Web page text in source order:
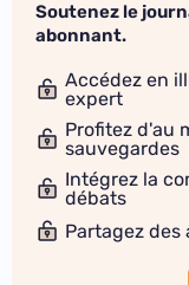
Soutenez le
abonnant.
Accédez en
expert
Profitez d'au
sauvegardes
Intégrez la
débats
Partagez